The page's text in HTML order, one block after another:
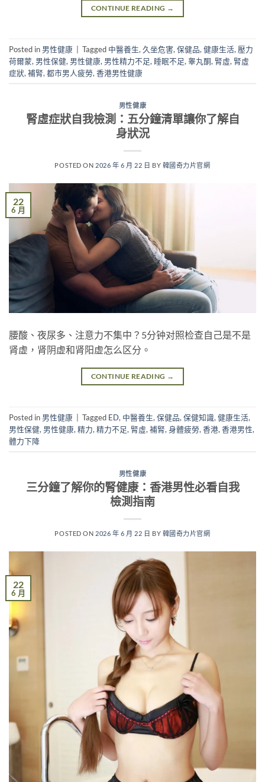
CONTINUE READING →
Posted in 男性健康 Tagged 中醫養生, 久坐危害, 保健品, 健康生活, 壓力
荷爾蒙, 男性保健, 男性健康, 男性精力不足, 睡眠不足, 睾丸酮, 腎虛, 腎虛
症狀, 補腎, 都市男人疲勞, 香港男性健康
男性健康
腎虛症狀自我檢測：五分鐘清單讓你了解自
身狀況
POSTED ON 2026 年 6 月 22 日 BY 韓國奇力片官網
22
6 月
腰酸、夜尿多、注意力不集中？5分钟对照检查自己是不是
肾虚，肾阴虚和肾阳虚怎么区分。
CONTINUE READING →
Posted in 男性健康 Tagged ED, 中醫養生, 保健品, 保健知識, 健康生活,
男性保健, 男性健康, 精力, 精力不足, 腎虛, 補腎, 身體疲勞, 香港, 香港男性,
體力下降
男性健康
三分鐘了解你的腎健康：香港男性必看自我
檢測指南
POSTED ON 2026 年 6 月 22 日 BY 韓國奇力片官網
22
6 月